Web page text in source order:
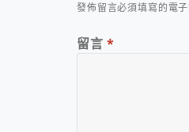
發佈留言必須填寫的電
留言 *